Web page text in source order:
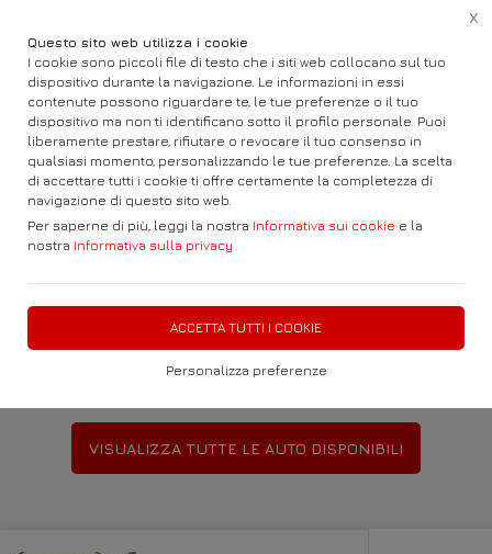
Questo sito web utilizza i cookie
I cookie sono piccoli file di testo che i siti web collocano sul tuo
dispositivo durante la navigazione. Le informazioni in essi
contenute possono riguardare te, le tue preferenze o il tuo
dispositivo ma non ti identificano sotto il profilo personale. Puoi
liberamente prestare, rifiutare o revocare il tuo consenso in
qualsiasi momento, personalizzando le tue preferenze. La scelta
di accettare tutti i cookie ti offre certamente la completezza di
navigazione di questo sito web.
Per saperne di più, leggi la nostra Informativa sui cookie e la
nostra Informativa sulla privacy
ACCETTA TUTTI I COOKIE
Personalizza preferenze
X
Benvenuti inStilauto, dove
viaggia la convenienza.
Esplora la nostra vasta gamma di
Auto e Fuoristrada Nuove o
Usate
VISUALIZZA TUTTE LE AUTO DISPONIBILI